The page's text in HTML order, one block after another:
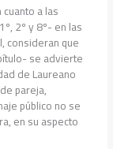
a las
2º y 8º- en las
consideran que
se advierte
de Laureano
pareja,
público no se
en su aspecto